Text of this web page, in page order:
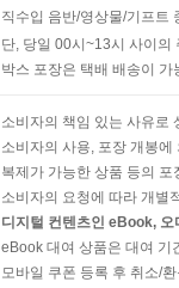
직수입 음반/영상물/기프트
단, 당일 00시~13시 사이의
박스 포장은 택배 배송이
소비자의 책임 있는 사유로
소비자의 사용, 포장 개봉
복제가 가능한 상품 등의
소비자의 요청에 따라 개별
디지털 컨텐츠인 eBook,
eBook 대여 상품은 대여 기
모바일 쿠폰 등록 후 취소/